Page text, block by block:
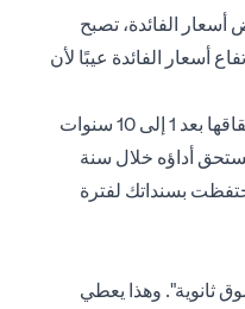
الفائدة، تصبح
أسعار الفائدة عيبًا لأن
إذا كان هدفك هو تحقيق دخل ثابت وآمن، فعليك بالسندات قصيرة الأجل. حتى السندات التي يحل أجل استحقاقها بعد 1 إلى 10 سنوات
أداؤه خلال سنة
أداؤه بعد 20 عامًا. بشكل عام، كلما احتفظت بسنداتك لفترة
ثانوية". وهذا يعطي